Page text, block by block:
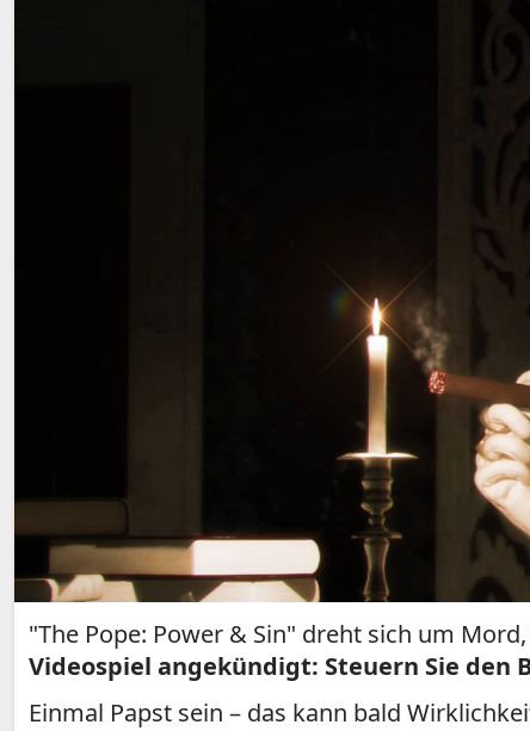
"The Pope: Power & Sin" dreht sich um
Videospiel angekündigt: Steuern Sie den
Einmal Papst sein – das kann bald